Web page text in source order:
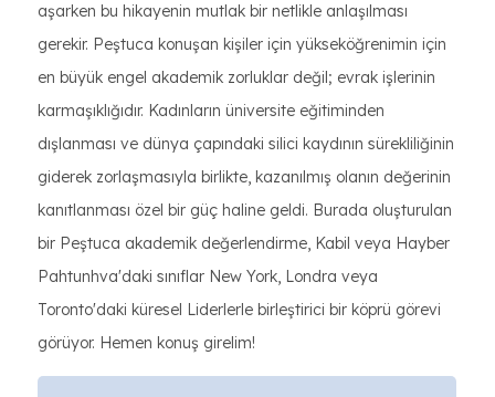
aşarken bu hikayenin mutlak bir netlikle anlaşılması
gerekir. Peştuca konuşan kişiler için yükseköğrenimin için
en büyük engel akademik zorluklar değil; evrak işlerinin
karmaşıklığıdır. Kadınların üniversite eğitiminden
dışlanması ve dünya çapındaki silici kaydının sürekliliğinin
giderek zorlaşmasıyla birlikte, kazanılmış olanın değerinin
kanıtlanması özel bir güç haline geldi. Burada oluşturulan
bir Peştuca akademik değerlendirme, Kabil veya Hayber
Pahtunhva'daki sınıflar New York, Londra veya
Toronto'daki küresel Liderlerle birleştirici bir köprü görevi
görüyor. Hemen konuş girelim!